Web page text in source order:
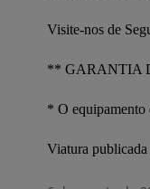
Visite-nos de
** GARANTIA
* O equipamento
Viatura